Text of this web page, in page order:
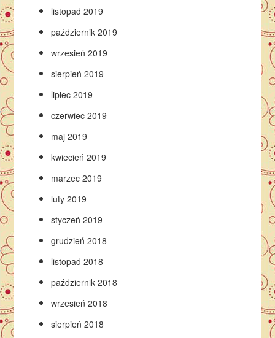
listopad 2019
październik 2019
wrzesień 2019
sierpień 2019
lipiec 2019
czerwiec 2019
maj 2019
kwiecień 2019
marzec 2019
luty 2019
styczeń 2019
grudzień 2018
listopad 2018
październik 2018
wrzesień 2018
sierpień 2018